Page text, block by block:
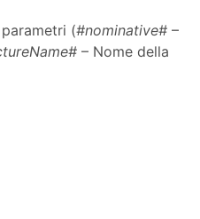
(#nominative# –
– Nome della